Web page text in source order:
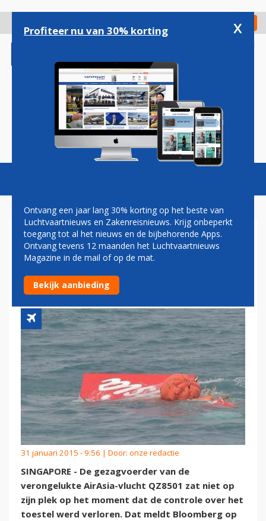
gaan
Check in
Magazine Podcasts Vacatures
'GEZAGVOERDER VLUCHT
QZ8501 VAN ZIJN PLEK VLAK
VOOR CRASH’
31 januari 2015 - 9:56 | Door: onze redactie
SINGAPORE - De gezagvoerder van de
verongelukte AirAsia-vlucht QZ8501 zat niet op
zijn plek op het moment dat de controle over het
toestel werd verloren. Dat meldt Bloomberg op
Profiteer nu van 30% korting x
Ontvang een jaar lang 30% korting op het beste van
Luchtvaartnieuws en Zakenreisnieuws. Krijg onbeperkt
toegang tot al het nieuws en de bijbehorende Apps.
Ontvang tevens 12 maanden het Luchtvaartnieuws
Magazine in de mail of op de mat.
Bekijk aanbieding